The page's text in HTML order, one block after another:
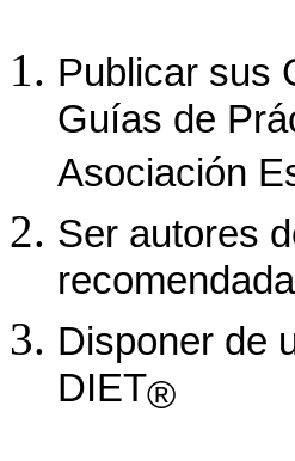
Publicar sus
Guías de
Asociación
Ser autores
Disponer de
DIET®